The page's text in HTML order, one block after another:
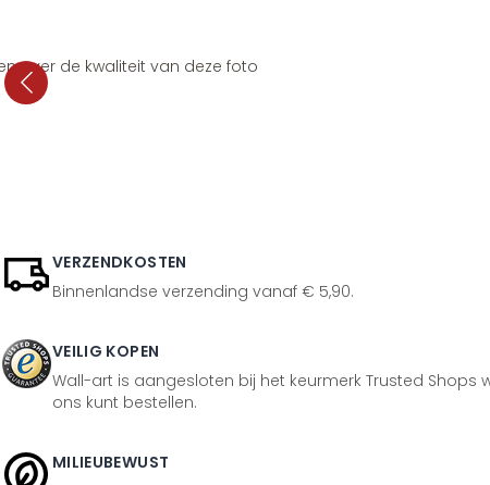
over de kwaliteit van deze foto
VERZENDKOSTEN
Binnenlandse verzending vanaf € 5,90.
VEILIG KOPEN
Wall-art is aangesloten bij het keurmerk Trusted Shops
ons kunt bestellen.
MILIEUBEWUST